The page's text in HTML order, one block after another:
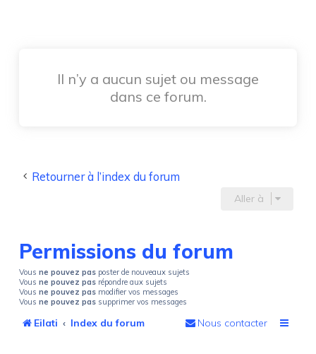
Il n’y a aucun sujet ou message
dans ce forum.
Retourner à l’index du forum
Aller à
Permissions du forum
Vousne pouvez pas poster de nouveaux sujets
Vousne pouvez pas répondre aux sujets
Vousne pouvez pas modifier vos messages
Vousne pouvez pas supprimer vos messages
Eilati Index du forum Nous contacter